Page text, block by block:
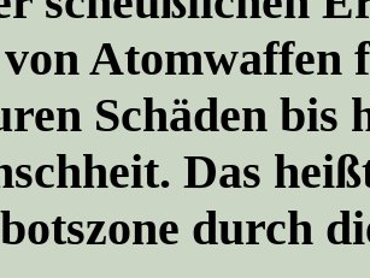
Atomwaffen
Schäden
Das
durch